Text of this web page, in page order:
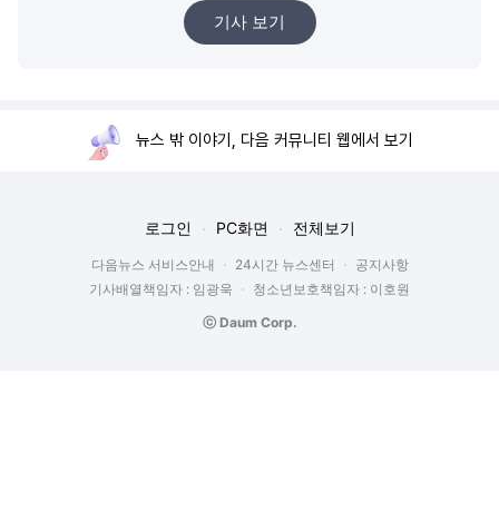
기사 보기
뉴스 밖 이야기, 다음 커뮤니티 웹에서 보기
로그인 PC화면 전체보기
다음뉴스 서비스안내 24시간 뉴스센터
공지사항
기사배열책임자 : 임광욱
청소년보호책임자 : 이호원
ⓒ Daum Corp.